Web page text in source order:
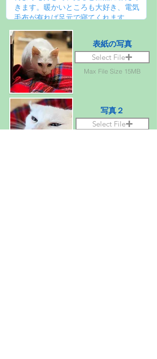
表紙の写真
Select File
Max File Size 15MB
写真２
Select File